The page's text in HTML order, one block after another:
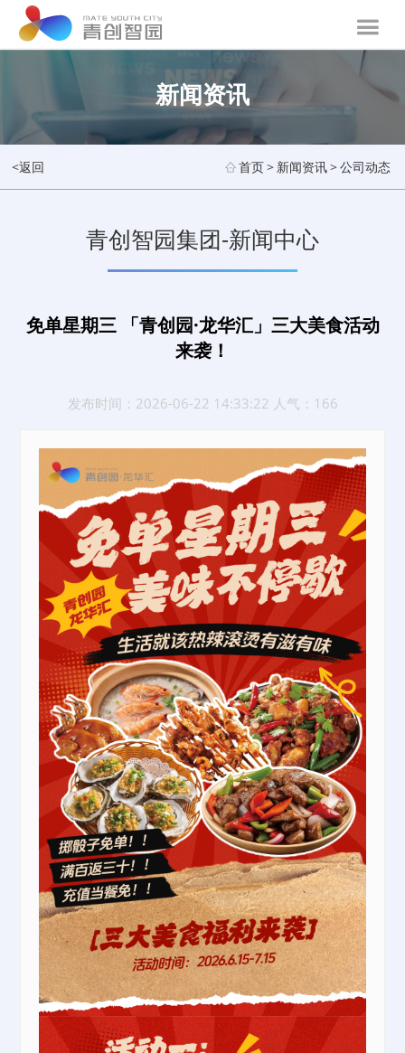
新闻资讯
<返回 首页> 新闻资讯>公司动态
青创智园集团-新闻中心
免单星期三 「青创园·龙华汇」三大美食活动
来袭！
发布时间：2026-06-22 14:33:22 人气：166